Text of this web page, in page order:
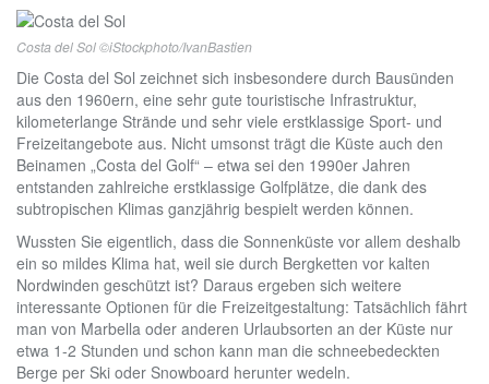
Costa del Sol ©iStockphoto/IvanBastien
Die Costa del Sol zeichnet sich insbesondere durch Bausünden
aus den 1960ern, eine sehr gute touristische Infrastruktur,
kilometerlange Strände und sehr viele erstklassige Sport- und
Freizeitangebote aus. Nicht umsonst trägt die Küste auch den
Beinamen „Costa del Golf“ – etwa sei den 1990er Jahren
entstanden zahlreiche erstklassige Golfplätze, die dank des
subtropischen Klimas ganzjährig bespielt werden können.
Wussten Sie eigentlich, dass die Sonnenküste vor allem deshalb
ein so mildes Klima hat, weil sie durch Bergketten vor kalten
Nordwinden geschützt ist? Daraus ergeben sich weitere
interessante Optionen für die Freizeitgestaltung: Tatsächlich fährt
man von Marbella oder anderen Urlaubsorten an der Küste nur
etwa 1-2 Stunden und schon kann man die schneebedeckten
Berge per Ski oder Snowboard herunter wedeln.